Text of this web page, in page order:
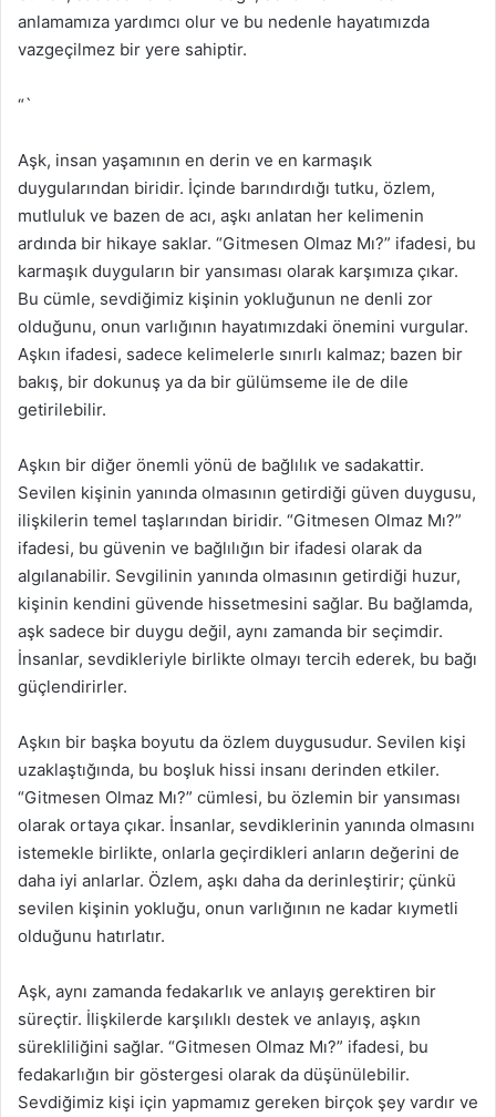
anlamamıza yardımcı olur ve bu nedenle hayatımızda
vazgeçilmez bir yere sahiptir.
“`
Aşk, insan yaşamının en derin ve en karmaşık
duygularından biridir. İçinde barındırdığı tutku, özlem,
mutluluk ve bazen de acı, aşkı anlatan her kelimenin
ardında bir hikaye saklar. “Gitmesen Olmaz Mı?” ifadesi, bu
karmaşık duyguların bir yansıması olarak karşımıza çıkar.
Bu cümle, sevdiğimiz kişinin yokluğunun ne denli zor
olduğunu, onun varlığının hayatımızdaki önemini vurgular.
Aşkın ifadesi, sadece kelimelerle sınırlı kalmaz; bazen bir
bakış, bir dokunuş ya da bir gülümseme ile de dile
getirilebilir.
Aşkın bir diğer önemli yönü de bağlılık ve sadakattir.
Sevilen kişinin yanında olmasının getirdiği güven duygusu,
ilişkilerin temel taşlarından biridir. “Gitmesen Olmaz Mı?”
ifadesi, bu güvenin ve bağlılığın bir ifadesi olarak da
algılanabilir. Sevgilinin yanında olmasının getirdiği huzur,
kişinin kendini güvende hissetmesini sağlar. Bu bağlamda,
aşk sadece bir duygu değil, aynı zamanda bir seçimdir.
İnsanlar, sevdikleriyle birlikte olmayı tercih ederek, bu bağı
güçlendirirler.
Aşkın bir başka boyutu da özlem duygusudur. Sevilen kişi
uzaklaştığında, bu boşluk hissi insanı derinden etkiler.
“Gitmesen Olmaz Mı?” cümlesi, bu özlemin bir yansıması
olarak ortaya çıkar. İnsanlar, sevdiklerinin yanında olmasını
istemekle birlikte, onlarla geçirdikleri anların değerini de
daha iyi anlarlar. Özlem, aşkı daha da derinleştirir; çünkü
sevilen kişinin yokluğu, onun varlığının ne kadar kıymetli
olduğunu hatırlatır.
Aşk, aynı zamanda fedakarlık ve anlayış gerektiren bir
süreçtir. İlişkilerde karşılıklı destek ve anlayış, aşkın
sürekliliğini sağlar. “Gitmesen Olmaz Mı?” ifadesi, bu
fedakarlığın bir göstergesi olarak da düşünülebilir.
Sevdiğimiz kişi için yapmamız gereken birçok şey vardır ve